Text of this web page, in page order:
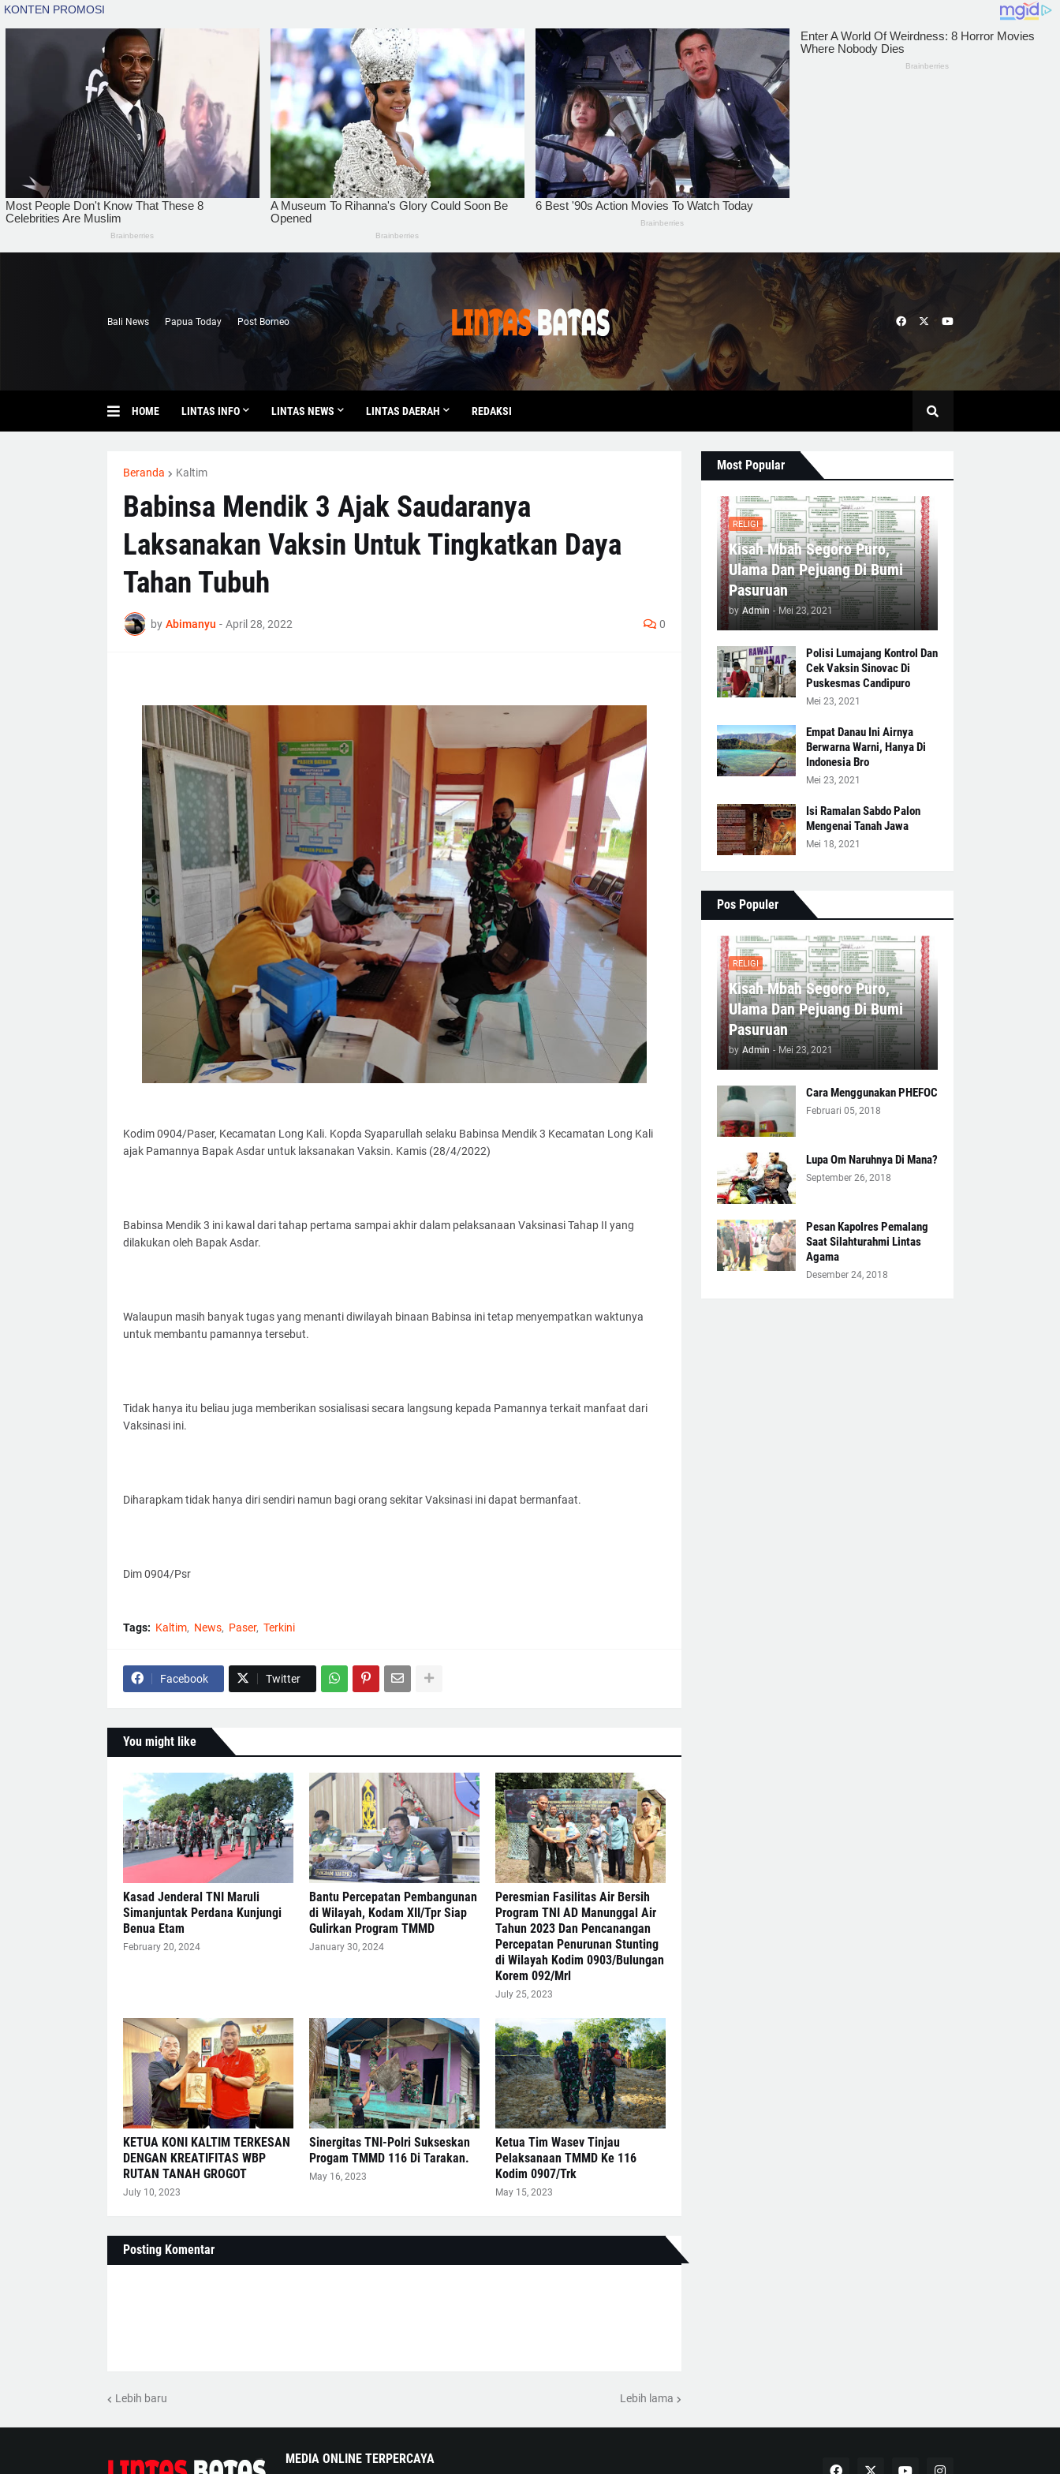
Bali News Papua Today Post Borneo
HOME LINTAS INFO LINTAS NEWS LINTAS DAERAH REDAKSI
Beranda Kaltim
Babinsa Mendik 3 Ajak Saudaranya
Laksanakan Vaksin Untuk Tingkatkan Daya
Tahan Tubuh
by Abimanyu - April 28, 2022 0
Kodim 0904/Paser, Kecamatan Long Kali. Kopda Syaparullah selaku Babinsa Mendik 3 Kecamatan Long Kali
ajak Pamannya Bapak Asdar untuk laksanakan Vaksin. Kamis (28/4/2022)
Babinsa Mendik 3 ini kawal dari tahap pertama sampai akhir dalam pelaksanaan Vaksinasi Tahap II yang
dilakukan oleh Bapak Asdar.
Walaupun masih banyak tugas yang menanti diwilayah binaan Babinsa ini tetap menyempatkan waktunya
untuk membantu pamannya tersebut.
Tidak hanya itu beliau juga memberikan sosialisasi secara langsung kepada Pamannya terkait manfaat dari
Vaksinasi ini.
Diharapkam tidak hanya diri sendiri namun bagi orang sekitar Vaksinasi ini dapat bermanfaat.
Dim 0904/Psr
Tags: Kaltim News Paser Terkini
Facebook Twitter
You might like
Kasad Jenderal TNI Maruli
Simanjuntak Perdana Kunjungi
Benua Etam
February 20, 2024
Bantu Percepatan Pembangunan
di Wilayah, Kodam XII/Tpr Siap
Gulirkan Program TMMD
January 30, 2024
Peresmian Fasilitas Air Bersih
Program TNI AD Manunggal Air
Tahun 2023 Dan Pencanangan
Percepatan Penurunan Stunting
di Wilayah Kodim 0903/Bulungan
Korem 092/Mrl
July 25, 2023
KETUA KONI KALTIM TERKESAN
DENGAN KREATIFITAS WBP
RUTAN TANAH GROGOT
July 10, 2023
Sinergitas TNI-Polri Sukseskan
Progam TMMD 116 Di Tarakan.
May 16, 2023
Ketua Tim Wasev Tinjau
Pelaksanaan TMMD Ke 116
Kodim 0907/Trk
May 15, 2023
Posting Komentar
Lebih baru Lebih lama
Most Popular
RELIGI
Kisah Mbah Segoro Puro,
Ulama Dan Pejuang Di Bumi
Pasuruan
by Admin - Mei 23, 2021
Polisi Lumajang Kontrol Dan
Cek Vaksin Sinovac Di
Puskesmas Candipuro
Mei 23, 2021
Empat Danau Ini Airnya
Berwarna Warni, Hanya Di
Indonesia Bro
Mei 23, 2021
Isi Ramalan Sabdo Palon
Mengenai Tanah Jawa
Mei 18, 2021
Pos Populer
RELIGI
Kisah Mbah Segoro Puro,
Ulama Dan Pejuang Di Bumi
Pasuruan
by Admin - Mei 23, 2021
Cara Menggunakan PHEFOC
Februari 05, 2018
Lupa Om Naruhnya Di Mana?
September 26, 2018
Pesan Kapolres Pemalang
Saat Silahturahmi Lintas
Agama
Desember 24, 2018
MEDIA ONLINE TERPERCAYA